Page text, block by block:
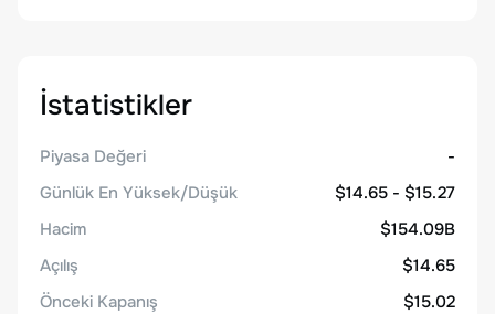
İstatistikler
Piyasa Değeri
-
Günlük En Yüksek/Düşük
$14.65 - $15.27
Hacim
$154.09B
Açılış
$14.65
Önceki Kapanış
$15.02